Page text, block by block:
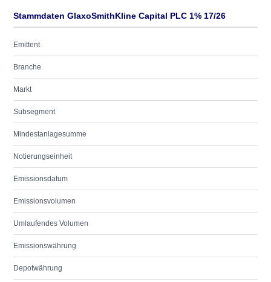
Stammdaten GlaxoSmithKline Capital PLC 1% 17/26
Emittent
Branche
Markt
Subsegment
Mindestanlagesumme
Notierungseinheit
Emissionsdatum
Emissionsvolumen
Umlaufendes Volumen
Emissionswährung
Depotwährung